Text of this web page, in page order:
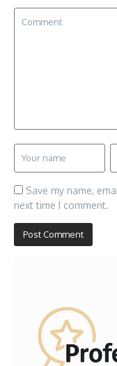
Save my name,
next time I comment.